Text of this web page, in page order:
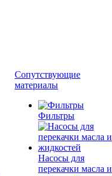
Сопутствующие
материалы
Фильтры
Насосы для
перекачки масла и